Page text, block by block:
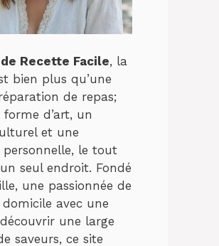
Recette Facile, la
bien plus qu’une
de repas;
forme d’art, un
et une
le tout
seul endroit. Fondé
une passionnée de
avec une
une large
saveurs, ce site